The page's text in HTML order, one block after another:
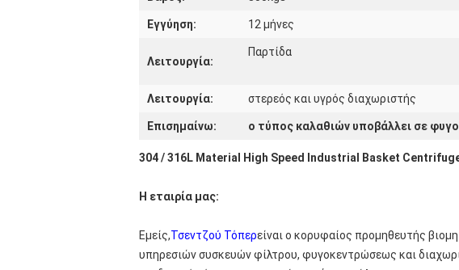
Εγγύηση: 12 μήνες
Λειτουργία:
Παρτίδα
Λειτουργία: στερεός και υγρός διαχωριστής
Επισημαίνω: ο τύπος καλαθιών υποβάλλει σε
304 / 316L Material High Speed Industrial Basket
Η εταιρία μας:
Εμείς,Τσεντζού Τόπερείναι ο κορυφαίος προμηθευτής
υπηρεσιών συσκευών φίλτρου, φυγοκεντρώσεως και